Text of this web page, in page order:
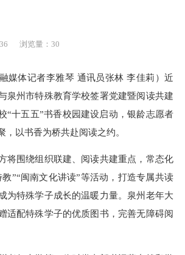
浏览量： 30
体记者李雅琴 通讯员张林 李佳莉）近
泉州市特殊教育学校签署党建暨阅读共建
“十五五”书香校园建设启动，银龄志愿者
，以书香为桥共赴阅读之约。
围绕组织联建、阅读共建重点，常态化
”“闽南文化讲读”等活动，打造专属共读
为特殊学子成长的温暖力量。泉州老年大
适配特殊学子的优质图书，完善无障碍阅